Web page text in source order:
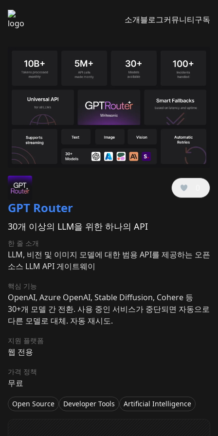
소개블로그커뮤니티구독
GPT Router
30개 이상의 LLM을 위한 하나의 API
한 줄 소개
LLM, 비전 및 이미지 모델에 대한 범용 API를 제공하는 오픈
소스 LLM API 게이트웨이
핵심 기능
OpenAI, Azure OpenAI, Stable Diffusion, Cohere 등
30+개 모델 간 전환. 사용 중인 서비스가 중단되면 자동으로
다른 모델로 대체. 자동 재시도.
지원 플랫폼
웹 전용
가격 정책
무료
Open Source Developer Tools Artificial Intelligence